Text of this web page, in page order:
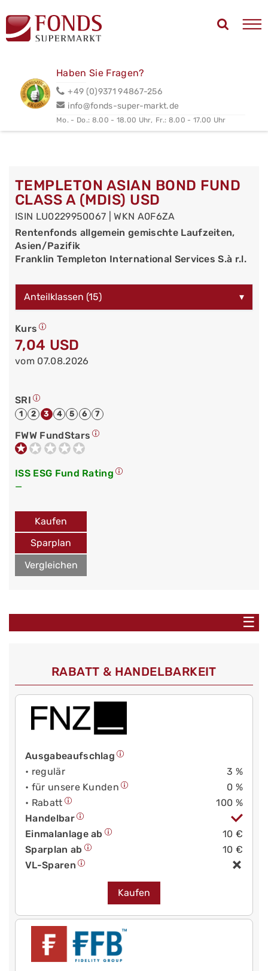
Haben Sie Fragen?
+49 (0)9371 94867-256
info@fonds-super-markt.de
Mo. - Do.: 8.00 - 18.00 Uhr, Fr.: 8.00 - 17.00 Uhr
TEMPLETON ASIAN BOND FUND
CLASS A (MDIS) USD
ISIN LU0229950067 | WKN A0F6ZA
Rentenfonds allgemein gemischte Laufzeiten,
Asien/Pazifik
Franklin Templeton International Services S.à r.l.
Anteilklassen (15) ▾
Kurs
7,04 USD
vom 07.08.2026
SRI
1 2 3 4 5 6 7
FWW FundStars
ISS ESG Fund Rating
—
Kaufen
Sparplan
Vergleichen
☰
RABATT & HANDELBARKEIT
Ausgabeaufschlag
• regulär
3 %
• für unsere Kunden
0 %
• Rabatt
100 %
Handelbar
Einmalanlage ab
10 €
Sparplan ab
10 €
VL-Sparen
Kaufen